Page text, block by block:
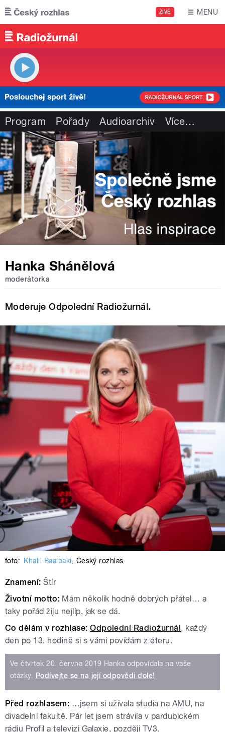
Přejít k hlavnímu obsahu
ŽIVĚ MENU
Program Pořady Audioarchiv Více…
Hanka Shánělová
moderátorka
Moderuje Odpolední Radiožurnál.
foto: Khalil Baalbaki, Český rozhlas
Znamení: Štír
Životní motto: Mám několik hodně dobrých přátel… a
taky pořád žiju nejlíp, jak se dá.
Co dělám v rozhlase: Odpolední Radiožurnál , každý
den po 13. hodině si s vámi povídám z éteru.
Ve čtvrtek 20. června 2019 Hanka odpovídala na vaše
otázky. Podívejte se na její odpovědi dole!
Před rozhlasem: …jsem si užívala studia na AMU, na
divadelní fakultě. Pár let jsem strávila v pardubickém
rádiu Profil a televizi Galaxie, později TV3.